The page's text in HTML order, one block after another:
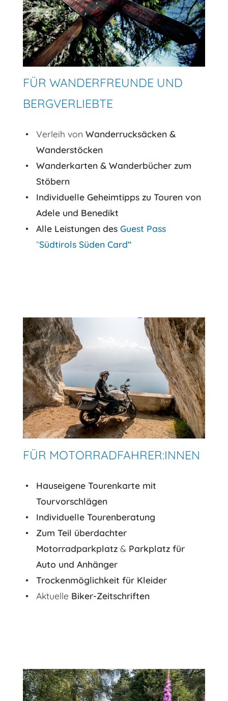
FÜR WANDERFREUNDE UND
BERGVERLIEBTE
Verleih vonWanderrucksäcken &
Wanderstöcken
Wanderkarten & Wanderbücher zum
Stöbern
Individuelle Geheimtipps zu Touren von
Adele und Benedikt
Alle Leistungen desGuest Pass
“Südtirols Süden Card“
FÜR MOTORRADFAHRER:INNEN
Hauseigene Tourenkarte mit
Tourvorschlägen
Individuelle Tourenberatung
Zum Teil überdachter
Motorradparkplatz & Parkplatz für
Auto und Anhänger
Trockenmöglichkeit für Kleider
Aktuelle Biker-Zeitschriften